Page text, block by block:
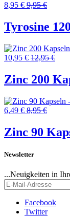
8,95 € 9,95 €
Tyrosine
10,95 € 12,95 €
Zinc 200
6,49 € 8,95 €
Zinc 90
Newsletter
...Neuigkeiten in
Facebook
Twitter